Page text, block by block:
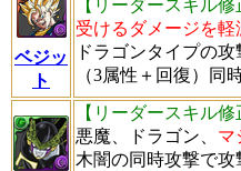
ベジッ
ト
【リーダースキル修
受けるダメージを軽
ドラゴンタイプの
（3属性＋回復）同
【リーダースキル修
悪魔、ドラゴン、 マ
木闇の同時攻撃で攻